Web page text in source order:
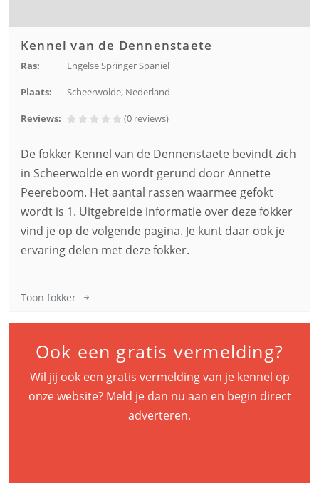
Kennel van de Dennenstaete
Ras: Engelse Springer Spaniel
Plaats: Scheerwolde, Nederland
Reviews: (0 reviews)
De fokker Kennel van de Dennenstaete bevindt zich
in Scheerwolde en wordt gerund door Annette
Peereboom. Het aantal rassen waarmee gefokt
wordt is 1. Uitgebreide informatie over deze fokker
vind je op de volgende pagina. Je kunt daar ook je
ervaring delen met deze fokker.
Toon fokker
Ook een gratis vermelding?
Wil jij ook een gratis vermelding van je kennel op
onze website? Meld je dan nu aan en begin direct
adverteren.